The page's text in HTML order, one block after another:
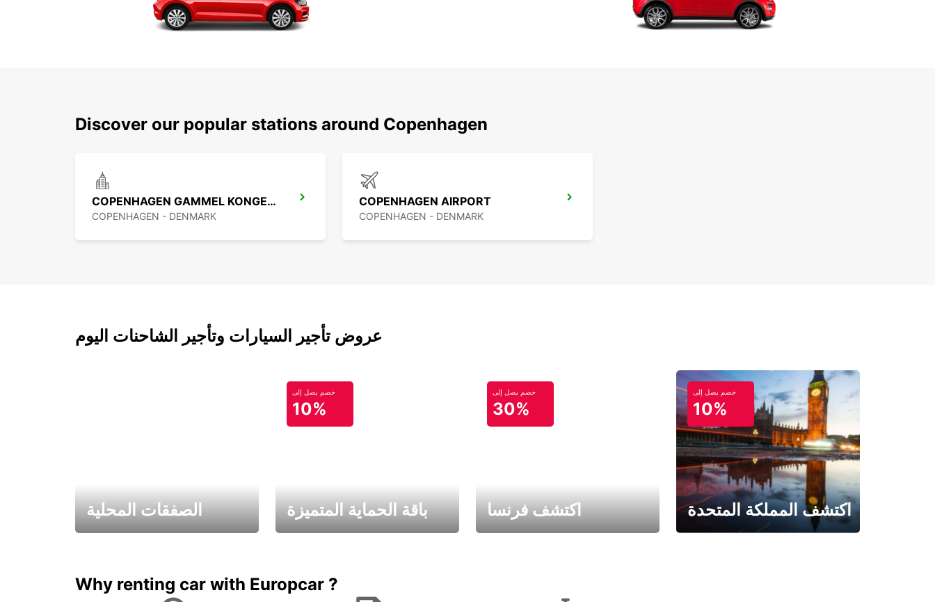
Discover our popular stations around Copenhagen
COPENHAGEN GAMMEL KONGEVEJ
COPENHAGEN - DENMARK
COPENHAGEN AIRPORT
COPENHAGEN - DENMARK
عروض تأجير السيارات وتأجير الشاحنات اليوم
الصفقات المحلية
خصم يصل إلى
10%
باقة الحماية المتميزة
خصم يصل إلى
30%
اكتشف فرنسا
خصم يصل إلى
10%
اكتشف المملكة المتحدة
Why renting car with Europcar ?